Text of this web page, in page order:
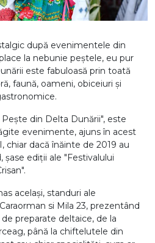
după evenimentele din
la nebunie peștele, eu pur
este fabuloasă prin toată
faună, oameni, obiceiuri și
din Delta Dunării", este
evenimente, ajuns în acest
chiar dacă înăinte de 2019 au
ediții ale "Festivalului
același, standuri ale
si Mila 23, prezentând
preparate deltaice, de la
până la chiftelutele din